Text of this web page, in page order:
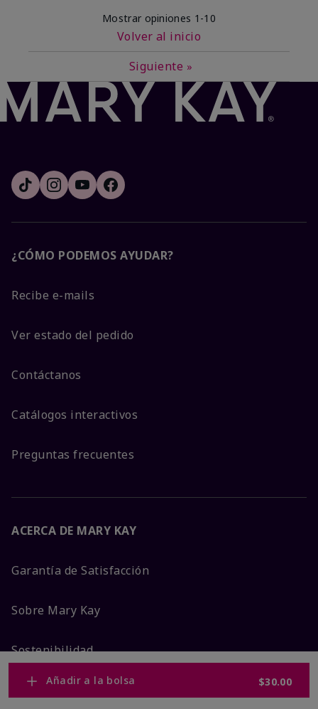
Añadir a la bolsa $30.00
Mostrar opiniones 1-10
Volver al inicio
Siguiente »
¿CÓMO PODEMOS AYUDAR?
Recibe e-mails
Ver estado del pedido
Contáctanos
Catálogos interactivos
Preguntas frecuentes
ACERCA DE MARY KAY
Garantía de Satisfacción
Sobre Mary Kay
Sostenibilidad
Promesa De Producto